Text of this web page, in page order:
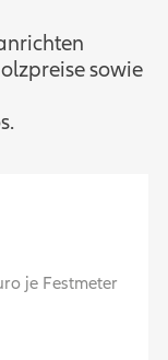
sowie
je Festmeter